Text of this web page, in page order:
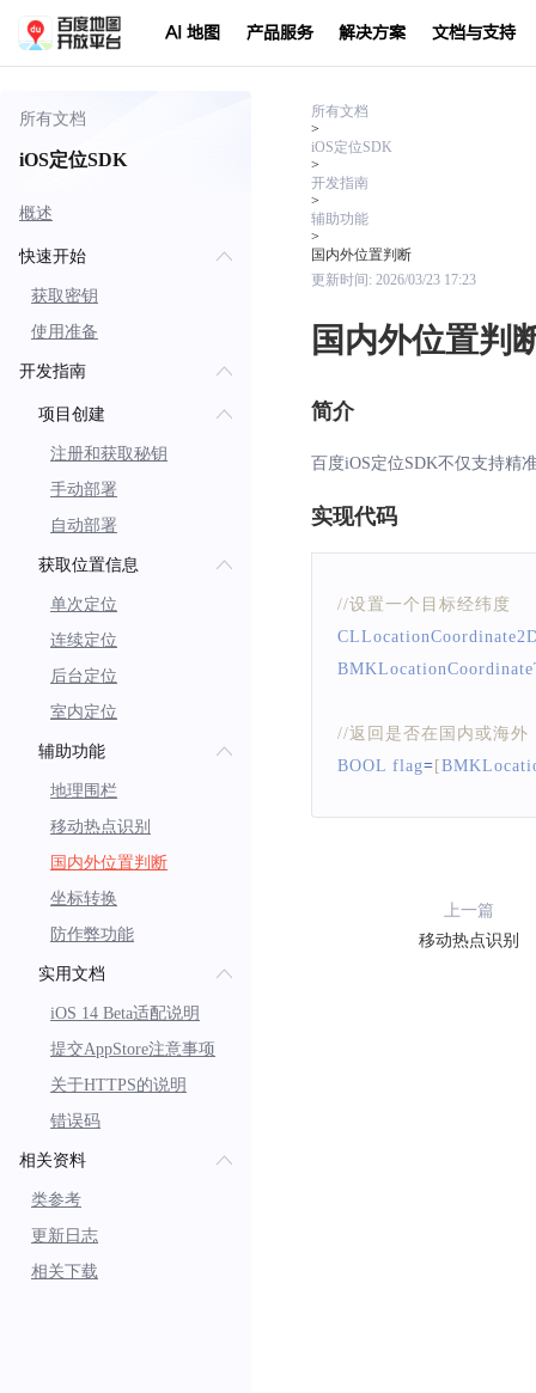
AI 地图 产品服务 解决方案 文档与支持
所有文档
iOS定位SDK
概述
快速开始
获取密钥
使用准备
开发指南
项目创建
注册和获取秘钥
手动部署
自动部署
获取位置信息
单次定位
连续定位
后台定位
室内定位
辅助功能
地理围栏
移动热点识别
国内外位置判断
坐标转换
防作弊功能
实用文档
iOS 14 Beta适配说明
提交AppStore注意事项
关于HTTPS的说明
错误码
相关资料
类参考
更新日志
相关下载
所有文档
>
iOS定位SDK
>
开发指南
>
辅助功能
>
国内外位置判断
更新时间: 2026/03/23 17:23
国内外位置判
简介
百度iOS定位SDK不仅支持精
实现代码
//设置一个目标经纬度
//返回是否在国内或海外
BOOL flag=[
上一篇
移动热点识别